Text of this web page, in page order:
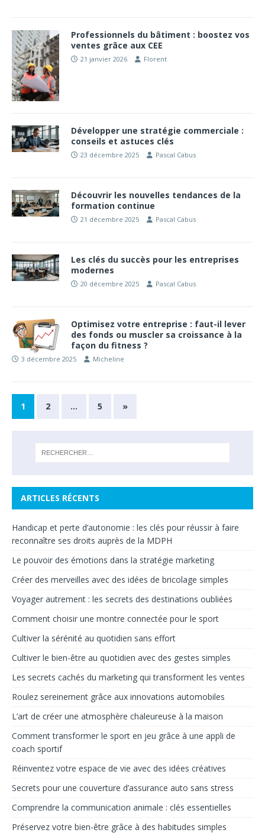
Professionnels du bâtiment : boostez vos
ventes grâce aux CEE
21 janvier 2026 Florent
Développer une stratégie commerciale :
conseils et astuces clés
23 décembre 2025 Pascal Cabus
Découvrir les nouvelles tendances de la
formation continue
21 décembre 2025 Pascal Cabus
Les clés du succès pour les entreprises
modernes
20 décembre 2025 Pascal Cabus
Optimisez votre entreprise : faut-il lever
des fonds ou muscler sa croissance à la
façon du fitness ?
3 décembre 2025 Micheline
1 2 … 5 »
ARTICLES RÉCENTS
Handicap et perte d’autonomie : les clés pour réussir à faire
reconnaître ses droits auprès de la MDPH
Le pouvoir des émotions dans la stratégie marketing
Créer des merveilles avec des idées de bricolage simples
Voyager autrement : les secrets des destinations oubliées
Comment choisir une montre connectée pour le sport
Cultiver la sérénité au quotidien sans effort
Cultiver le bien-être au quotidien avec des gestes simples
Les secrets cachés du marketing qui transforment les ventes
Roulez sereinement grâce aux innovations automobiles
L’art de créer une atmosphère chaleureuse à la maison
Comment transformer le sport en jeu grâce à une appli de
coach sportif
Réinventez votre espace de vie avec des idées créatives
Secrets pour une couverture d’assurance auto sans stress
Comprendre la communication animale : clés essentielles
Préservez votre bien-être grâce à des habitudes simples